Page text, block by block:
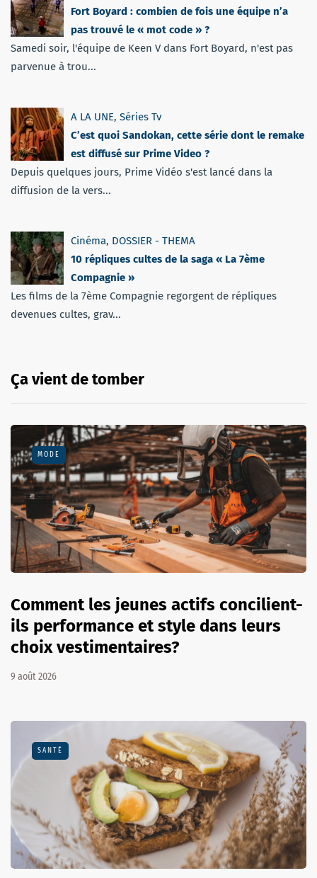
Fort Boyard : combien de fois une équipe n’a
pas trouvé le « mot code » ?
Samedi soir, l'équipe de Keen V dans Fort Boyard, n'est pas
parvenue à trou...
A LA UNE, Séries Tv
C’est quoi Sandokan, cette série dont le remake
est diffusé sur Prime Video ?
Depuis quelques jours, Prime Vidéo s'est lancé dans la
diffusion de la vers...
Cinéma, DOSSIER - THEMA
10 répliques cultes de la saga « La 7ème
Compagnie »
Les films de la 7ème Compagnie regorgent de répliques
devenues cultes, grav...
Ça vient de tomber
MODE
Comment les jeunes actifs concilient-
ils performance et style dans leurs
choix vestimentaires?
9 août 2026
SANTÉ